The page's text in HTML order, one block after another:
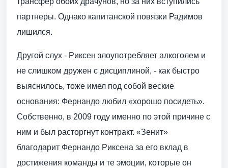
партнеры. Однако капитанской повязки Радимов
лишился.
Другой слух - Риксен злоупотребляет алкоголем и
не слишком дружен с дисциплиной, - как быстро
выяснилось, тоже имел под собой веские
основания: Фернандо любил «хорошо посидеть».
Собственно, в 2009 году именно по этой причине с
ним и был расторгнут контракт. «Зенит»
благодарит Фернандо Риксена за его вклад в
достижения команды и те эмоции, которые он